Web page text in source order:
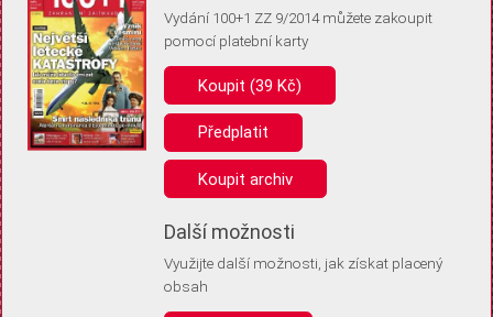
Pro základní fungování webu nepotřebujeme ukládat žádné informace
(tzv. cookies apod.). Rádi bychom vás ale požádali o souhlas s
uložením volitelných informací:
Anonymní unikátní ID
Díky němu příště poznáme, že se jedná o stejné zařízení, a
Identifikátor je zcela anonymní.
Vaše souhlasy a odmítnutí si ukládáme do vašeho zařízení, abychom se
vás už příště znovu neptali. Můžete je kdykoli později upravit ve Správě
Vydání 100+1 ZZ 9/2014 můžete zakoupit
pomocí platební karty
Koupit (39 Kč)
Předplatit
Koupit archiv
Další možnosti
Využijte další možnosti, jak získat placený
obsah